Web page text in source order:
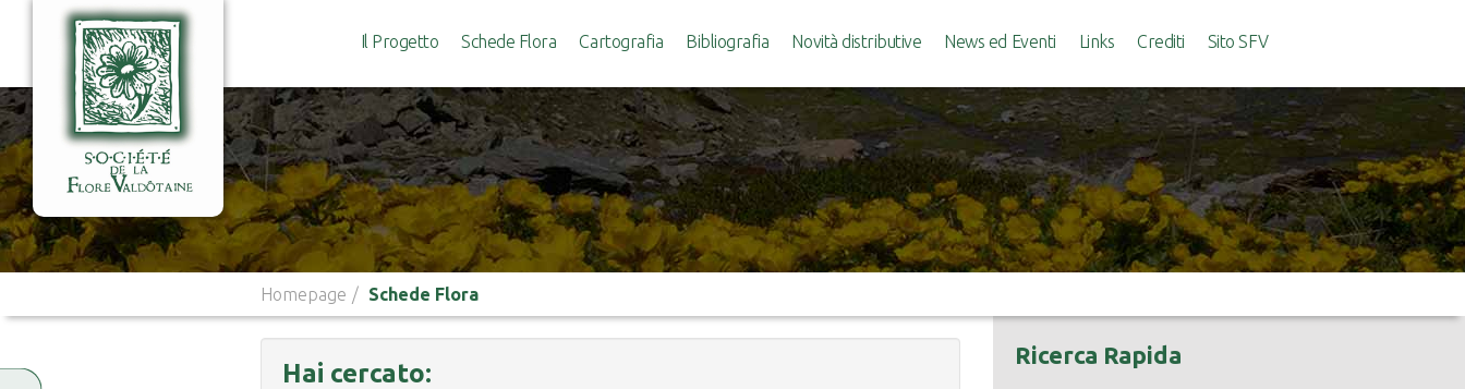
Il Progetto Schede Flora Cartografia Bibliografia Novità distributive News ed Eventi Links Crediti Sito SFV
Homepage Schede Flora
Hai cercato:
Ricerca Rapida